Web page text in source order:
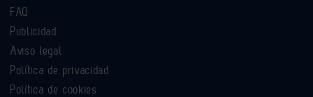
FAQ
Publicidad
Aviso legal
Política de privacidad
Política de cookies